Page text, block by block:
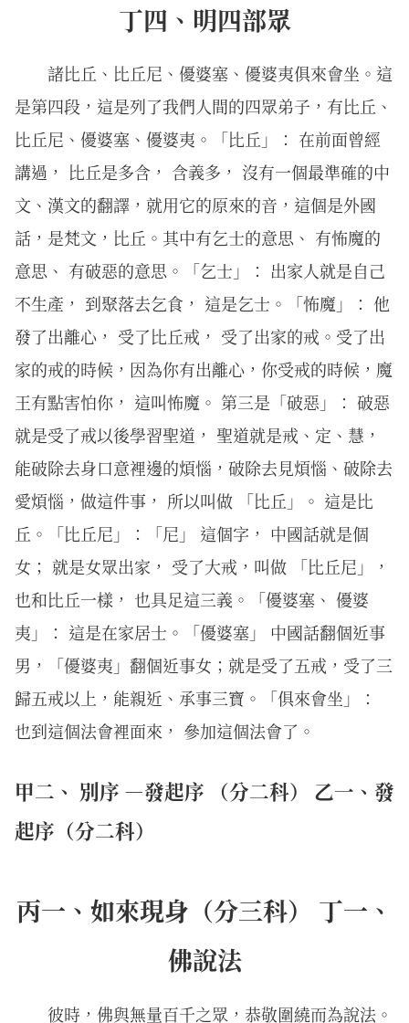
丁四、明四部眾
諸比丘、比丘尼、優婆塞、優婆夷俱來會坐。這
是第四段，這是列了我們人間的四眾弟子，有比丘、
比丘尼、優婆塞、優婆夷。「比丘」： 在前面曾經
講過， 比丘是多含， 含義多， 沒有一個最準確的中
文、漢文的翻譯，就用它的原來的音，這個是外國
話，是梵文，比丘。其中有乞士的意思、 有怖魔的
意思、 有破惡的意思。「乞士」： 出家人就是自己
不生產， 到聚落去乞食， 這是乞士。「怖魔」： 他
發了出離心， 受了比丘戒， 受了出家的戒。受了出
家的戒的時候，因為你有出離心，你受戒的時候，魔
王有點害怕你， 這叫怖魔。 第三是「破惡」： 破惡
就是受了戒以後學習聖道， 聖道就是戒、定、慧，
能破除去身口意裡邊的煩惱，破除去見煩惱、破除去
愛煩惱，做這件事， 所以叫做 「比丘」。 這是比
丘。「比丘尼」：「尼」 這個字， 中國話就是個
女； 就是女眾出家， 受了大戒，叫做 「比丘尼」，
也和比丘一樣， 也具足這三義。「優婆塞、 優婆
夷」： 這是在家居士。「優婆塞」 中國話翻個近事
男，「優婆夷」翻個近事女；就是受了五戒，受了三
歸五戒以上，能親近、承事三寶。「俱來會坐」：
也到這個法會裡面來， 參加這個法會了。
甲二、 別序 —發起序 （分二科） 乙一、發
起序（分二科）
丙一、如來現身（分三科） 丁一、
佛說法
彼時，佛與無量百千之眾，恭敬圍繞而為說法。